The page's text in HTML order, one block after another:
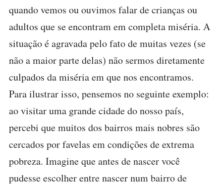
quando vemos ou ouvimos falar de crianças ou
adultos que se encontram em completa miséria. A
situação é agravada pelo fato de muitas vezes (se
não a maior parte delas) não sermos diretamente
culpados da miséria em que nos encontramos.
Para ilustrar isso, pensemos no seguinte exemplo:
ao visitar uma grande cidade do nosso país,
percebi que muitos dos bairros mais nobres são
cercados por favelas em condições de extrema
pobreza. Imagine que antes de nascer você
pudesse escolher entre nascer num bairro de